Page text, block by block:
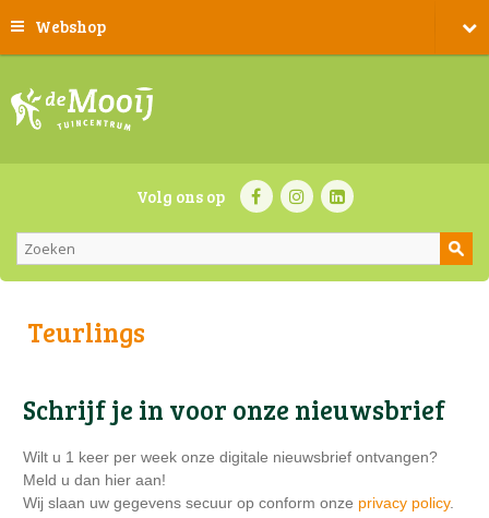
Webshop
Volg ons op
Teurlings
Schrijf je in voor onze nieuwsbrief
Wilt u 1 keer per week onze digitale nieuwsbrief ontvangen?
Meld u dan hier aan!
Wij slaan uw gegevens secuur op conform onze privacy policy.